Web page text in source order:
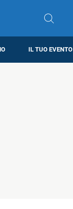
IL TUO EVENTO